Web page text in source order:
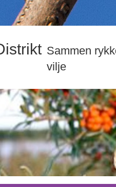
Sammen
vilje